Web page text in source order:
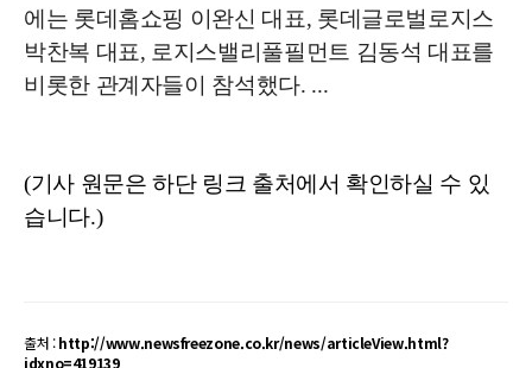
에는 롯데홈쇼핑 이완신 대표, 롯데글로벌로지스
박찬복 대표, 로지스밸리풀필먼트 김동석 대표를
비롯한 관계자들이 참석했다. ...
(기사 원문은 하단 링크 출처에서 확인하실 수 있
습니다.)
출처 :http://www.newsfreezone.co.kr/news/articleView.html?
idxno=419139